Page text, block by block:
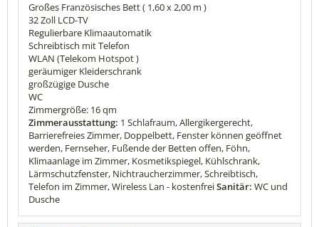
Großes Französisches Bett ( 1,60 x 2,00 m )
32 Zoll LCD-TV
Regulierbare Klimaautomatik
Schreibtisch mit Telefon
WLAN (Telekom Hotspot )
geräumiger Kleiderschrank
großzügige Dusche
WC
Zimmergröße: 16 qm
Zimmerausstattung: 1 Schlafraum, Allergikergerecht,
Barrierefreies Zimmer, Doppelbett, Fenster können geöffnet
werden, Fernseher, Fußende der Betten offen, Föhn,
Klimaanlage im Zimmer, Kosmetikspiegel, Kühlschrank,
Lärmschutzfenster, Nichtraucherzimmer, Schreibtisch,
Telefon im Zimmer, Wireless Lan - kostenfreiSanitär: WC und
Dusche